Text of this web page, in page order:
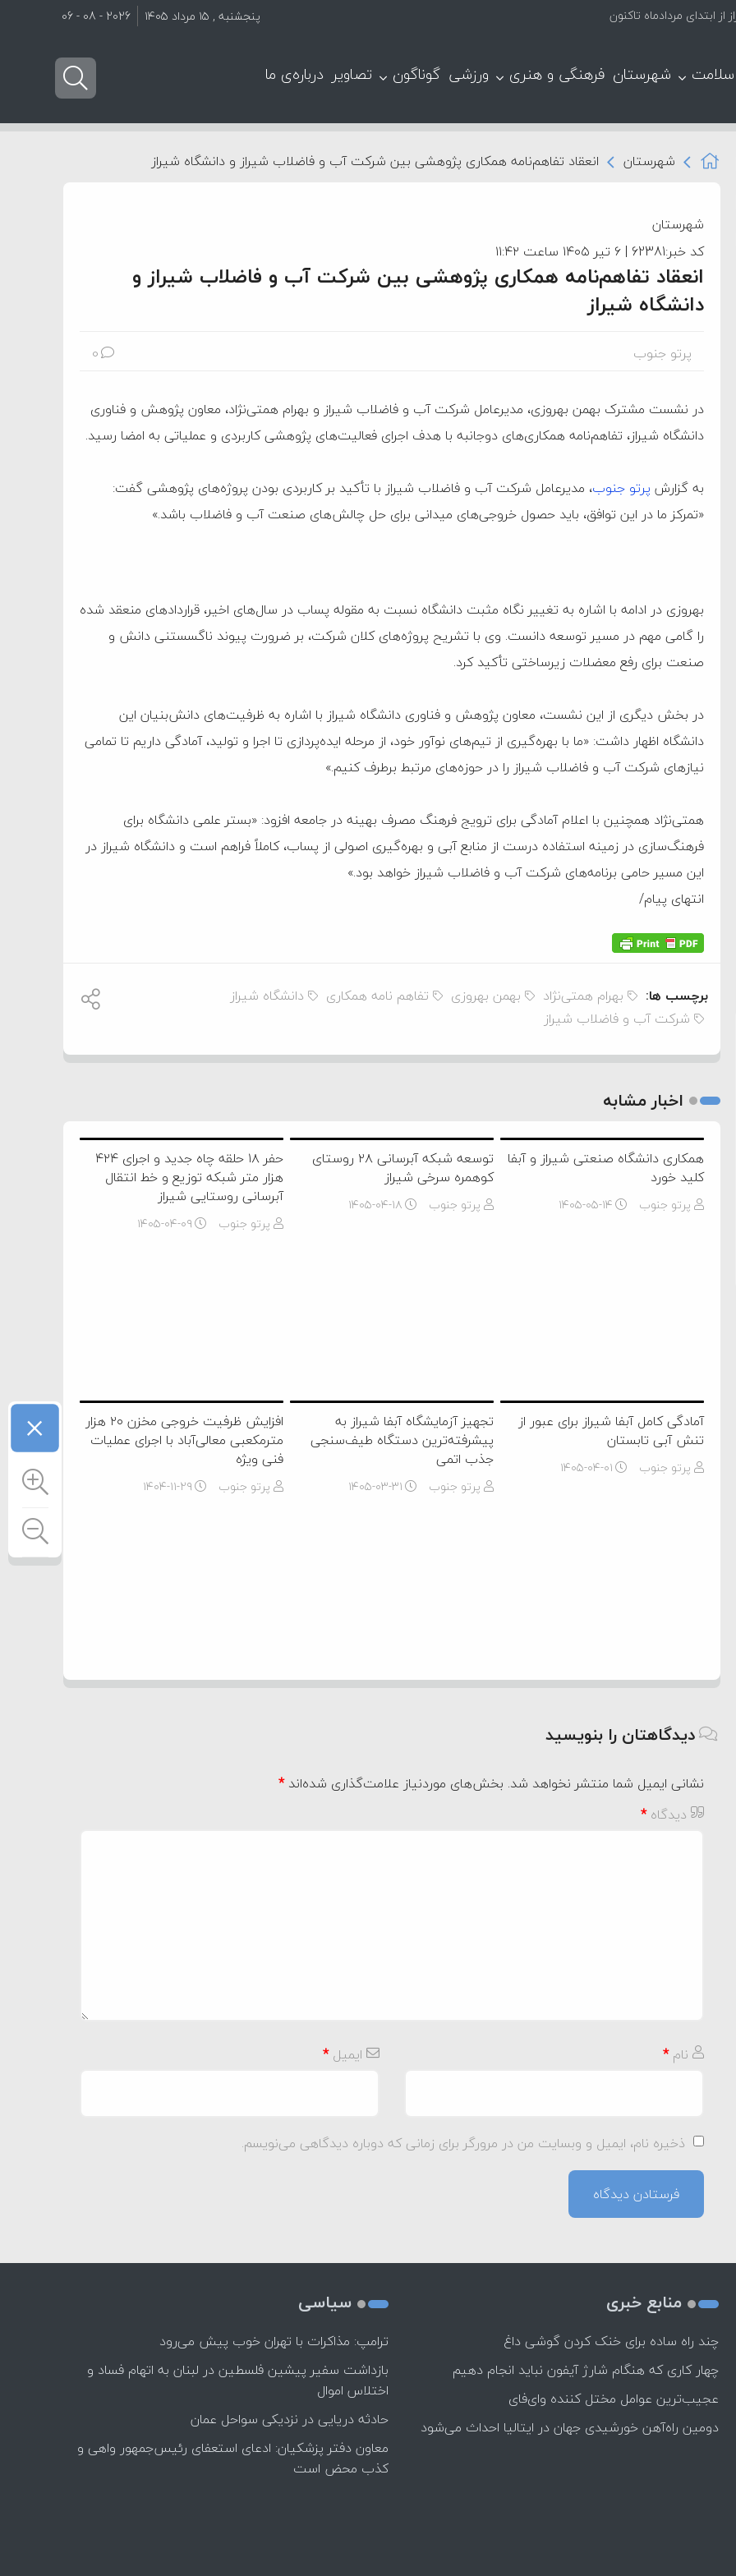
پنجشنبه , ۱۵ مرداد ۱۴۰۵ 2026 - 08 - 06
شهرستان فرهنگی و هنری ورزشی گوناگون تصاویر درباره‌ی ما
شهرستان انعقاد تفاهم‌نامه همکاری پژوهشی بین شرکت آب و فاضلاب شیراز و دانشگاه شیراز
شهرستان
کد خبر:62381 | ۶ تیر ۱۴۰۵ ساعت ۱۱:۴۲
انعقاد تفاهم‌نامه همکاری پژوهشی بین شرکت آب و فاضلاب شیراز و
دانشگاه شیراز
پرتو جنوب 0
در نشست مشترک بهمن بهروزی، مدیرعامل شرکت آب و فاضلاب شیراز و بهرام همتی‌نژاد، معاون پژوهش و فناوری
دانشگاه شیراز، تفاهم‌نامه همکاری‌های دوجانبه با هدف اجرای فعالیت‌های پژوهشی کاربردی و عملیاتی به امضا رسید.
به گزارش پرتو جنوب، مدیرعامل شرکت آب و فاضلاب شیراز با تأکید بر کاربردی بودن پروژه‌های پژوهشی گفت:
«تمرکز ما در این توافق، باید حصول خروجی‌های میدانی برای حل چالش‌های صنعت آب و فاضلاب باشد.»
بهروزی در ادامه با اشاره به تغییر نگاه مثبت دانشگاه نسبت به مقوله پساب در سال‌های اخیر، قراردادهای منعقد شده
را گامی مهم در مسیر توسعه دانست. وی با تشریح پروژه‌های کلان شرکت، بر ضرورت پیوند ناگسستنی دانش و
صنعت برای رفع معضلات زیرساختی تأکید کرد.
در بخش دیگری از این نشست، معاون پژوهش و فناوری دانشگاه شیراز با اشاره به ظرفیت‌های دانش‌بنیان این
دانشگاه اظهار داشت: «ما با بهره‌گیری از تیم‌های نوآور خود، از مرحله ایده‌پردازی تا اجرا و تولید، آمادگی داریم تا تمامی
نیازهای شرکت آب و فاضلاب شیراز را در حوزه‌های مرتبط برطرف کنیم.»
همتی‌نژاد همچنین با اعلام آمادگی برای ترویج فرهنگ مصرف بهینه در جامعه افزود: «بستر علمی دانشگاه برای
فرهنگ‌سازی در زمینه استفاده درست از منابع آبی و بهره‌گیری اصولی از پساب، کاملاً فراهم است و دانشگاه شیراز در
این مسیر حامی برنامه‌های شرکت آب و فاضلاب شیراز خواهد بود.»
‌انتهای پیام/
برچسب ها: بهرام همتی‌نژاد بهمن بهروزی تفاهم نامه همکاری
دانشگاه شیراز
شرکت آب و فاضلاب شیراز
اخبار مشابه
همکاری دانشگاه صنعتی شیراز و آبفا
کلید خورد
پرتو جنوب ۱۴۰۵-۰۵-۱۴
توسعه شبکه آبرسانی ۲۸ روستای
کوهمره سرخی شیراز
پرتو جنوب ۱۴۰۵-۰۴-۱۸
حفر ۱۸ حلقه چاه جدید و اجرای ۴۲۴
هزار متر شبکه توزیع و خط انتقال
آبرسانی روستایی شیراز
پرتو جنوب ۱۴۰۵-۰۴-۰۹
آمادگی کامل آبفا شیراز برای عبور از
تنش آبی تابستان
پرتو جنوب ۱۴۰۵-۰۴-۰۱
تجهیز آزمایشگاه آبفا شیراز به
پیشرفته‌ترین دستگاه طیف‌سنجی
جذب اتمی
پرتو جنوب ۱۴۰۵-۰۳-۳۱
افزایش ظرفیت خروجی مخزن ۲۰ هزار
مترمکعبی معالی‌آباد با اجرای عملیات
فنی ویژه
پرتو جنوب ۱۴۰۴-۱۱-۲۹
دیدگاهتان را بنویسید
نشانی ایمیل شما منتشر نخواهد شد. بخش‌های موردنیاز علامت‌گذاری شده‌اند*
دیدگاه*
نام* ایمیل*
ذخیره نام، ایمیل و وبسایت من در مرورگر برای زمانی که دوباره دیدگاهی می‌نویسم.
فساد و اختلاس اموال
واهی و کذب محض
نشده است
علیه ایران است
با آمریکا
دیوانگی آمریکا داریم
و متوقف شدند
حماس شد
کمک به آمریکا در حملات به
×
منابع خبری
چند راه‌ ساده برای خنک کردن گوشی داغ
چهار کاری که هنگام شارژ آیفون نباید انجام دهیم
عجیب‌ترین عوامل مختل کننده وای‌فای
دومین راه‌آهن خورشیدی جهان در ایتالیا احداث می‌شود
سیاسی
ترامپ: مذاکرات با تهران خوب پیش می‌رود
بازداشت سفیر پیشین فلسطین در لبنان به اتهام فساد و
اختلاس اموال
حادثه دریایی در نزدیکی سواحل عمان
معاون دفتر پزشکیان: ادعای استعفای رئیس‌جمهور واهی و
کذب محض است